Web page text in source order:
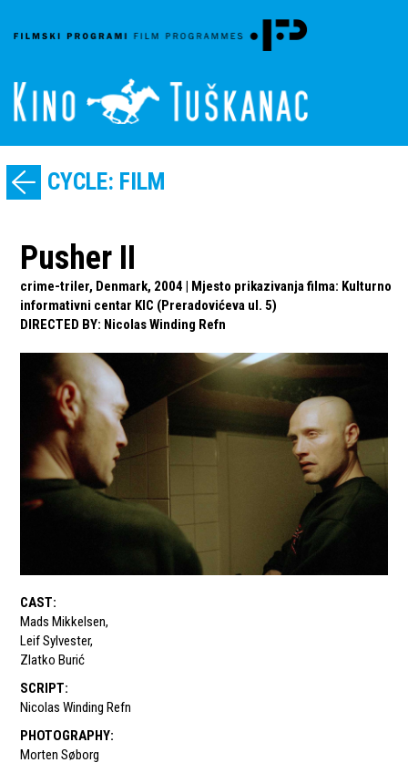
CYCLE: FILM
Pusher II
crime-triler, Denmark, 2004 | Mjesto prikazivanja filma: Kulturno
informativni centar KIC (Preradovićeva ul. 5)
DIRECTED BY: Nicolas Winding Refn
CAST:
Mads Mikkelsen,
Leif Sylvester,
Zlatko Burić
SCRIPT:
Nicolas Winding Refn
PHOTOGRAPHY:
Morten Søborg